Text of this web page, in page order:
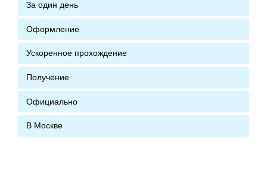
За один день
Оформление
Ускоренное прохождение
Получение
Официально
В Москве